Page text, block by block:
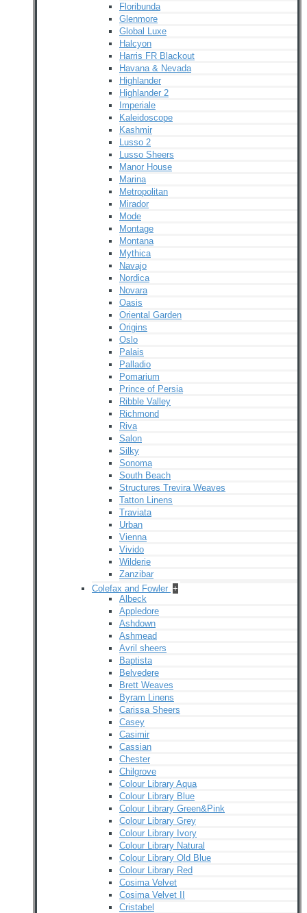
Floribunda
Glenmore
Global Luxe
Halcyon
Harris FR Blackout
Havana & Nevada
Highlander
Highlander 2
Imperiale
Kaleidoscope
Kashmir
Lusso 2
Lusso Sheers
Manor House
Marina
Metropolitan
Mirador
Mode
Montage
Montana
Mythica
Navajo
Nordica
Novara
Oasis
Oriental Garden
Origins
Oslo
Palais
Palladio
Pomarium
Prince of Persia
Ribble Valley
Richmond
Riva
Salon
Silky
Sonoma
South Beach
Structures Trevira Weaves
Tatton Linens
Traviata
Urban
Vienna
Vivido
Wilderie
Zanzibar
Colefax and Fowler +
Albeck
Appledore
Ashdown
Ashmead
Avril sheers
Baptista
Belvedere
Brett Weaves
Byram Linens
Carissa Sheers
Casey
Casimir
Cassian
Chester
Chilgrove
Colour Library Aqua
Colour Library Blue
Colour Library Green&Pink
Colour Library Grey
Colour Library Ivory
Colour Library Natural
Colour Library Old Blue
Colour Library Red
Cosima Velvet
Cosima Velvet II
Cristabel